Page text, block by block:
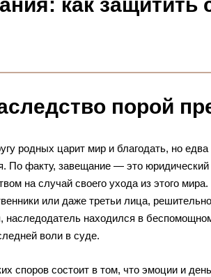
порой
родных царит мир и благодать, но
По факту, завещание — это юридический
на случай своего ухода из этого
или даже третьи лица,
находился в
воли в суде.
споров состоит в том, что эмоции и